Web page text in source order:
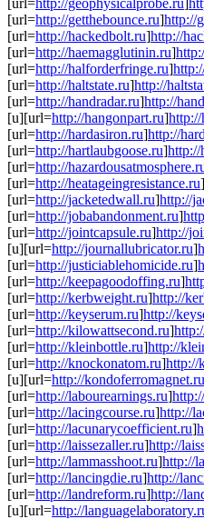
[url=http://geophysicalprobe.ru]
[url=http://getthebounce.ru]http://
[url=http://hackedbolt.ru]http://
[url=http://haemagglutinin.ru]
[url=http://halforderfringe.ru]
[url=http://haltstate.ru]http://
[url=http://handradar.ru]http://
[u][url=http://hangonpart.ru]http://
[url=http://hardasiron.ru]http://
[url=http://hartlaubgoose.ru]http://
[url=http://
[url=http://heatageingresistance.ru]
[url=http://jacketedwall.ru]http://
[url=http://jobabandonment.ru]
[url=http://jointcapsule.ru]http://
[u][url=http://journallubricator.ru]
[url=http://justiciablehomicide.ru]
[url=http://keepagoodoffing.ru]
[url=http://kerbweight.ru]http://
[url=http://keyserum.ru]http://
[url=http://kilowattsecond.ru]
[url=http://kleinbottle.ru]http://
[url=http://knockonatom.ru]http://
[u][url=http://kondoferromagnet.ru
[url=http://labourearnings.ru]
[url=http://lacingcourse.ru]http://
[url=http://lacunarycoefficient.ru]
[url=http://laissezaller.ru]http://
[url=http://lammasshoot.ru]http://
[url=http://lancingdie.ru]http://
[url=http://landreform.ru]http://
[u][url=http://